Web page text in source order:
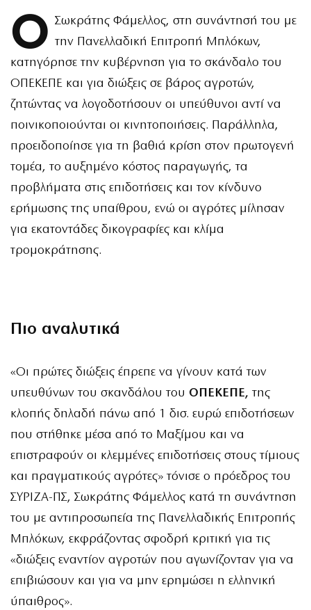
Ο Σωκράτης Φάμελλος, στη συνάντησή του με
την Πανελλαδική Επιτροπή Μπλόκων,
κατηγόρησε την κυβέρνηση για το σκάνδαλο του
ΟΠΕΚΕΠΕ και για διώξεις σε βάρος αγροτών,
ζητώντας να λογοδοτήσουν οι υπεύθυνοι αντί να
ποινικοποιούνται οι κινητοποιήσεις. Παράλληλα,
προειδοποίησε για τη βαθιά κρίση στον πρωτογενή
τομέα, το αυξημένο κόστος παραγωγής, τα
προβλήματα στις επιδοτήσεις και τον κίνδυνο
ερήμωσης της υπαίθρου, ενώ οι αγρότες μίλησαν
για εκατοντάδες δικογραφίες και κλίμα
τρομοκράτησης.
Πιο αναλυτικά
«Oι πρώτες διώξεις έπρεπε να γίνουν κατά των
υπευθύνων του σκανδάλου του ΟΠΕΚΕΠΕ, της
κλοπής δηλαδή πάνω από 1 δισ. ευρώ επιδοτήσεων
που στήθηκε μέσα από το Μαξίμου και να
επιστραφούν οι κλεμμένες επιδοτήσεις στους τίμιους
και πραγματικούς αγρότες» τόνισε ο πρόεδρος του
ΣΥΡΙΖΑ-ΠΣ, Σωκράτης Φάμελλος κατά τη συνάντηση
του με αντιπροσωπεία της Πανελλαδικής Επιτροπής
Μπλόκων, εκφράζοντας σφοδρή κριτική για τις
«διώξεις εναντίον αγροτών που αγωνίζονταν για να
επιβιώσουν και για να μην ερημώσει η ελληνική
ύπαιθρος».